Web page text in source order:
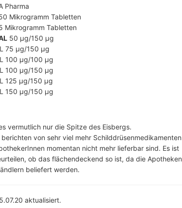
Pharma
Mikrogramm Tabletten
Mikrogramm Tabletten
50 µg/150 µg
75 µg/150 µg
100 µg/100 µg
100 µg/150 µg
125 µg/150 µg
150 µg/150 µg
vermutlich nur die Spitze des Eisbergs.
von sehr viel mehr Schilddrüsenmedikamenten
momentan nicht mehr lieferbar sind. Es ist
ob das flächendeckend so ist, da die Apotheken
beliefert werden.
aktualisiert.